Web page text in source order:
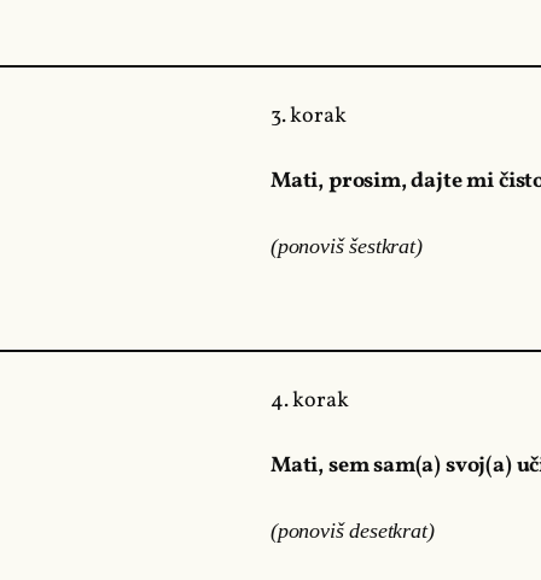
3. korak
Mati, prosim, dajte mi
(ponoviš šestkrat)
4. korak
Mati, sem sam(a) svoj(a)
(ponoviš desetkrat)